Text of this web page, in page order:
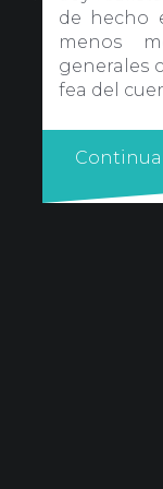
de hecho
menos
generales
fea del